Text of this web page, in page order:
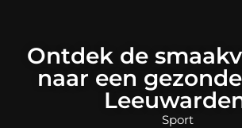
Ontdek de
naar een
Sport